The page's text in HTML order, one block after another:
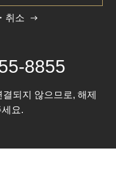
취소
8855
되지 않으므로, 해제
요.